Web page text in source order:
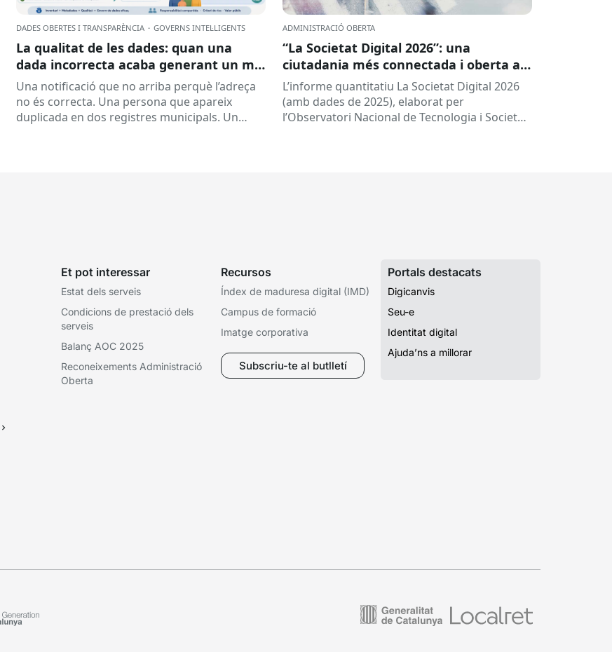
DADES OBERTES I TRANSPARÈNCIA · GOVERNS INTEL·LIGENTS
La qualitat de les dades: quan una
dada incorrecta acaba generant un mal
servei
Una notificació que no arriba perquè l’adreça
no és correcta. Una persona que apareix
duplicada en dos registres municipals. Un
ADMINISTRACIÓ OBERTA
“La Societat Digital 2026”: una
ciutadania més connectada i oberta a
la intel·ligència artificial
L’informe quantitatiu La Societat Digital 2026
(amb dades de 2025), elaborat per
l’Observatori Nacional de Tecnologia i Societat
Et pot interessar
Estat dels serveis
Condicions de prestació dels
serveis
Balanç AOC 2025
Reconeixements Administració
Oberta
Recursos
Índex de maduresa digital (IMD)
Campus de formació
Imatge corporativa
Subscriu-te al butlletí
Portals destacats
Digicanvis
Seu-e
Identitat digital
Ajuda’ns a millorar